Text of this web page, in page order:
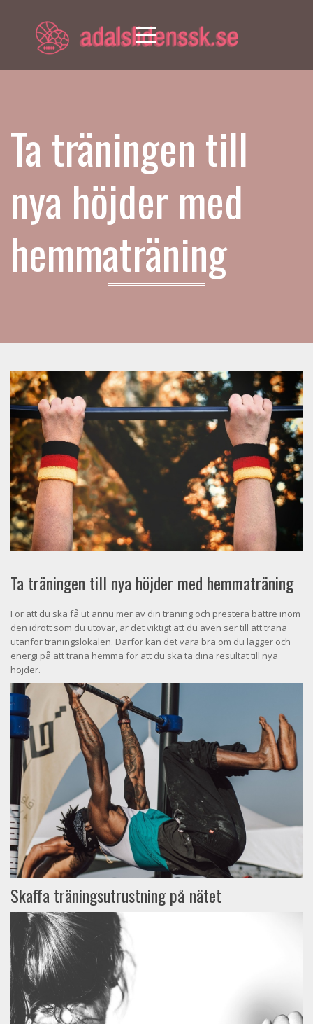
Menu
Ta träningen till
nya höjder med
hemmaträning
Ta träningen till nya höjder med hemmaträning
För att du ska få ut ännu mer av din träning och prestera bättre inom
den idrott som du utövar, är det viktigt att du även ser till att träna
utanför träningslokalen. Därför kan det vara bra om du lägger och
energi på att träna hemma för att du ska ta dina resultat till nya
höjder.
Skaffa träningsutrustning på nätet